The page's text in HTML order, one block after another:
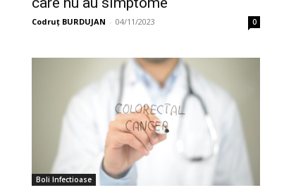
Codruț BURDUJAN - 04/11/2023 0
Boli Infectioase